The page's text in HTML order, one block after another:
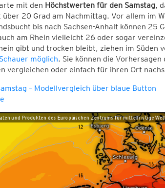
mit den Höchstwerten für den Samstag,
20 Grad am Nachmittag. Vor allem im
bis nach Sachsen-Anhalt können 25
am Rhein vielleicht 26 oder sogar
gibt und trocken bleibt, ziehen im Süden
möglich. Sie können die
vergleichen oder einfach für ihren Ort
– Modellvergleich über blaue Button